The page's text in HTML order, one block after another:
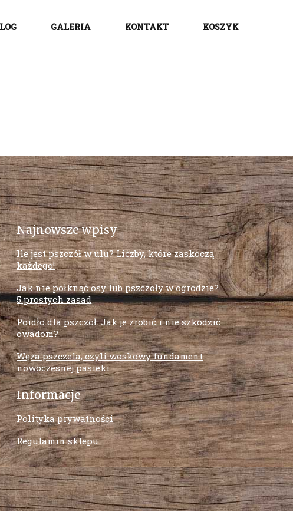
GALERIA KONTAKT KOSZYK
Najnowsze wpisy
Ile jest pszczół w ulu? Liczby, które zaskoczą
każdego!
Jak nie połknąć osy lub pszczoły w ogrodzie?
5 prostych zasad
Poidło dla pszczół: Jak je zrobić i nie szkodzić
owadom?
Węza pszczela, czyli woskowy fundament
nowoczesnej pasieki
Informacje
Polityka prywatności
Regulamin sklepu